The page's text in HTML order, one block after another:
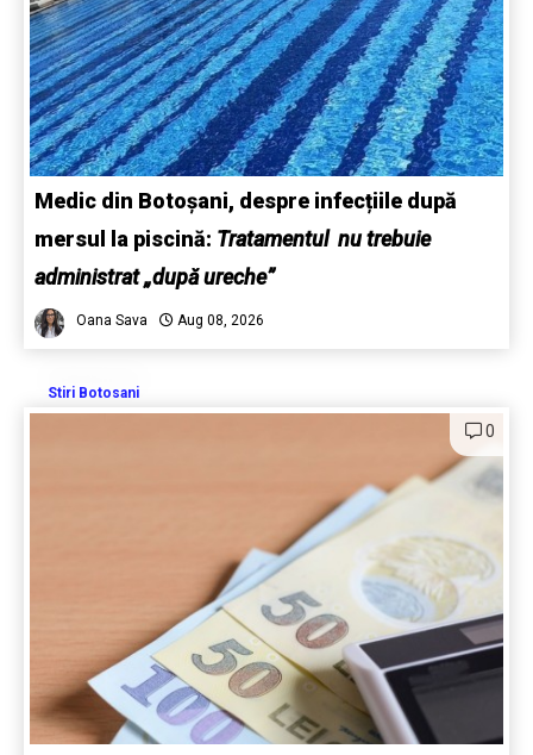
Medic din Botoșani, despre infecțiile după
mersul la piscină: Tratamentul nu trebuie
administrat „după ureche”
Oana Sava Aug 08, 2026
Stiri Botosani
0